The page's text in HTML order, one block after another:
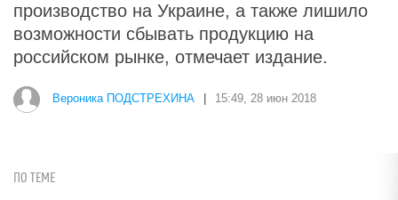
производство на Украине, а также лишило
возможности сбывать продукцию на
российском рынке, отмечает издание.
Вероника ПОДСТРЕХИНА 15:49, 28 июн 2018
ПО ТЕМЕ